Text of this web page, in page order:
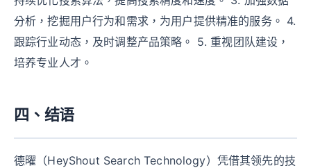
分析，挖掘用户行为和需求，为用户提供精准的服务。 4.
跟踪行业动态，及时调整产品策略。 5. 重视团队建设，
培养专业人才。
四、结语
德曜（HeyShout Search Technology）凭借其领先的技